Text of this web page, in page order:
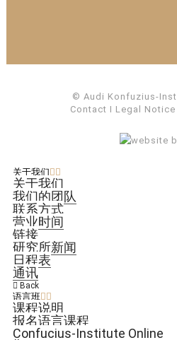
© Audi Konfuzius-
Contact I Legal Notice
关于我们
关于我们
我们的团队
联系方式
营业时间
链接
研究所新闻
日程表
通讯
Back
语言班
课程说明
报名语言课程
Confucius-Institute Online